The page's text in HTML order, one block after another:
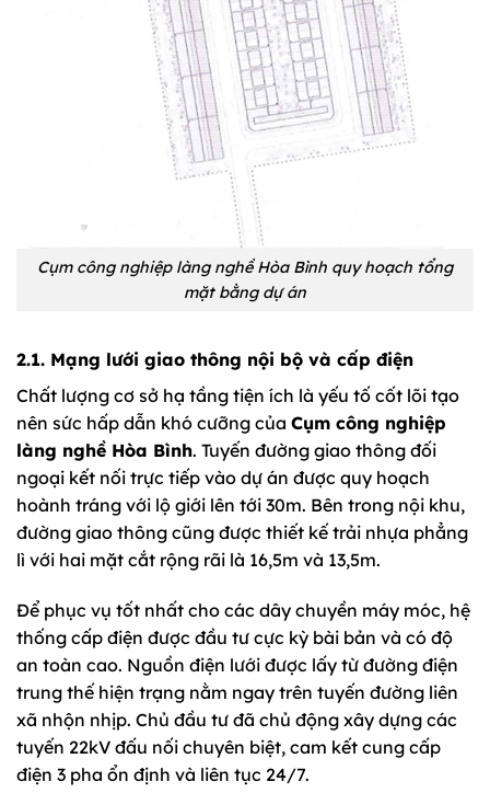
Cụm công nghiệp làng nghề Hòa Bình quy hoạch tổng
mặt bằng dự án
2.1. Mạng lưới giao thông nội bộ và cấp điện
Chất lượng cơ sở hạ tầng tiện ích là yếu tố cốt lõi tạo
nên sức hấp dẫn khó cưỡng của Cụm công nghiệp
làng nghề Hòa Bình. Tuyến đường giao thông đối
ngoại kết nối trực tiếp vào dự án được quy hoạch
hoành tráng với lộ giới lên tới 30m. Bên trong nội khu,
đường giao thông cũng được thiết kế trải nhựa phẳng
lì với hai mặt cắt rộng rãi là 16,5m và 13,5m.
Để phục vụ tốt nhất cho các dây chuyền máy móc, hệ
thống cấp điện được đầu tư cực kỳ bài bản và có độ
an toàn cao. Nguồn điện lưới được lấy từ đường điện
trung thế hiện trạng nằm ngay trên tuyến đường liên
xã nhộn nhịp. Chủ đầu tư đã chủ động xây dựng các
tuyến 22kV đấu nối chuyên biệt, cam kết cung cấp
điện 3 pha ổn định và liên tục 24/7.